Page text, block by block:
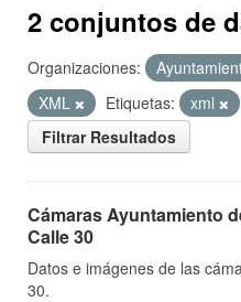
2 conjuntos de
Organizaciones:
XML
Etiquetas: xml
Filtrar Resultados
Cámaras Ayuntamiento
Calle 30
Datos e imágenes de las
30.